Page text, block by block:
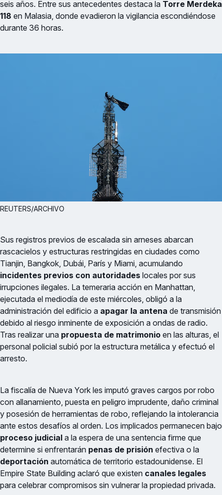
seis años. Entre sus antecedentes destaca la Torre Merdeka
118 en Malasia, donde evadieron la vigilancia escondiéndose
durante 36 horas.
REUTERS/ARCHIVO
Sus registros previos de escalada sin arneses abarcan
rascacielos y estructuras restringidas en ciudades como
Tianjin, Bangkok, Dubái, París y Miami, acumulando
incidentes previos con autoridades locales por sus
irrupciones ilegales. La temeraria acción en Manhattan,
ejecutada el mediodía de este miércoles, obligó a la
administración del edificio a apagar la antena de transmisión
debido al riesgo inminente de exposición a ondas de radio.
Tras realizar una propuesta de matrimonio en las alturas, el
personal policial subió por la estructura metálica y efectuó el
arresto.
La fiscalía de Nueva York les imputó graves cargos por robo
con allanamiento, puesta en peligro imprudente, daño criminal
y posesión de herramientas de robo, reflejando la intolerancia
ante estos desafíos al orden. Los implicados permanecen bajo
proceso judicial a la espera de una sentencia firme que
determine si enfrentarán penas de prisión efectiva o la
deportación automática de territorio estadounidense. El
Empire State Building aclaró que existen canales legales
para celebrar compromisos sin vulnerar la propiedad privada.